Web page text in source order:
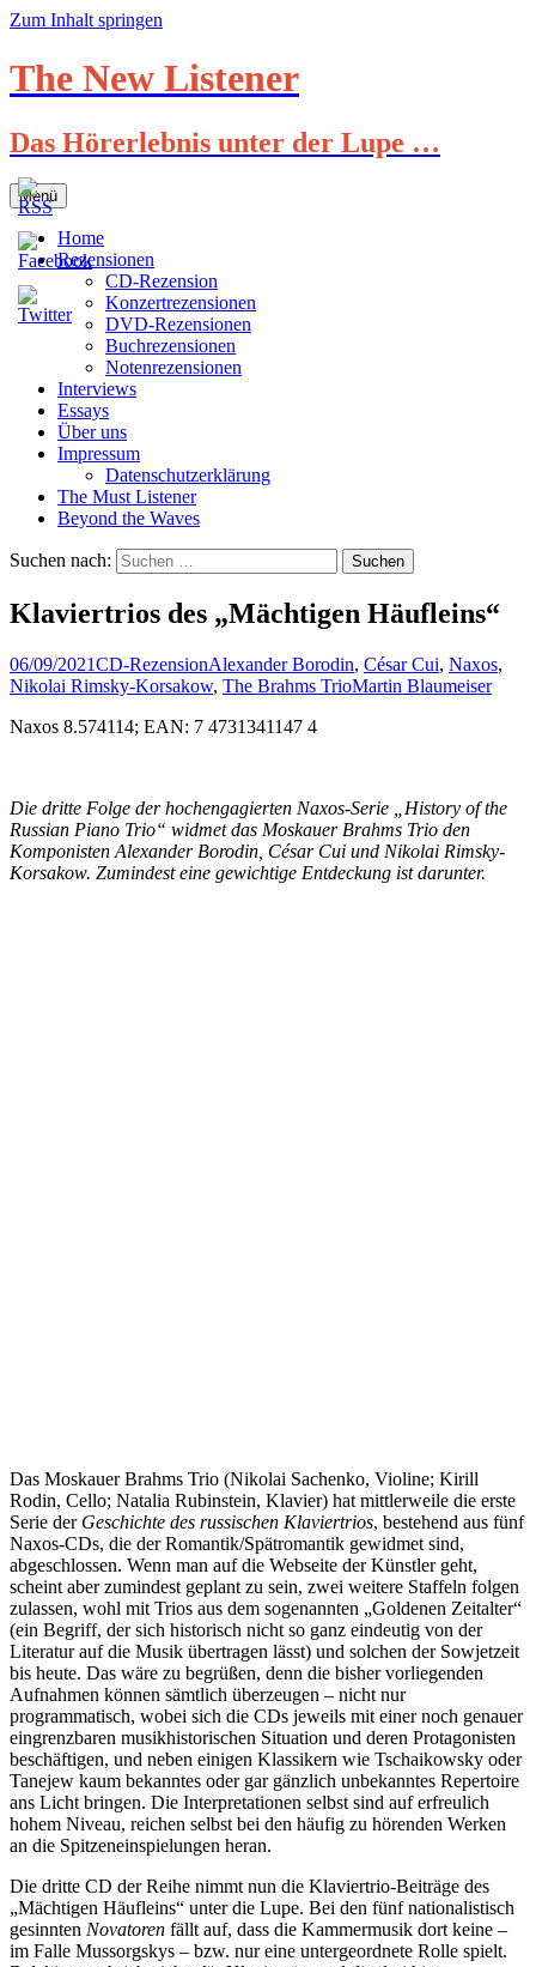
Zum Inhalt springen
The New Listener
Das Hörerlebnis unter der Lupe …
Menü
Home
Rezensionen
CD-Rezension
Konzertrezensionen
DVD-Rezensionen
Buchrezensionen
Notenrezensionen
Interviews
Essays
Über uns
Impressum
Datenschutzerklärung
The Must Listener
Beyond the Waves
Suchen nach:
Klaviertrios des „Mächtigen Häufleins“
06/09/2021CD-RezensionAlexander Borodin, César Cui, Naxos,
Nikolai Rimsky-Korsakow, The Brahms TrioMartin Blaumeiser
Naxos 8.574114; EAN: 7 4731341147 4
Die dritte Folge der hochengagierten Naxos-Serie „History of the
Russian Piano Trio“ widmet das Moskauer Brahms Trio den
Komponisten Alexander Borodin, César Cui und Nikolai Rimsky-
Korsakow. Zumindest eine gewichtige Entdeckung ist darunter.
Das Moskauer Brahms Trio (Nikolai Sachenko, Violine; Kirill
Rodin, Cello; Natalia Rubinstein, Klavier) hat mittlerweile die erste
Serie der Geschichte des russischen Klaviertrios, bestehend aus fünf
Naxos-CDs, die der Romantik/Spätromantik gewidmet sind,
abgeschlossen. Wenn man auf die Webseite der Künstler geht,
scheint aber zumindest geplant zu sein, zwei weitere Staffeln folgen
zulassen, wohl mit Trios aus dem sogenannten „Goldenen Zeitalter“
(ein Begriff, der sich historisch nicht so ganz eindeutig von der
Literatur auf die Musik übertragen lässt) und solchen der Sowjetzeit
bis heute. Das wäre zu begrüßen, denn die bisher vorliegenden
Aufnahmen können sämtlich überzeugen – nicht nur
programmatisch, wobei sich die CDs jeweils mit einer noch genauer
eingrenzbaren musikhistorischen Situation und deren Protagonisten
beschäftigen, und neben einigen Klassikern wie Tschaikowsky oder
Tanejew kaum bekanntes oder gar gänzlich unbekanntes Repertoire
ans Licht bringen. Die Interpretationen selbst sind auf erfreulich
hohem Niveau, reichen selbst bei den häufig zu hörenden Werken
an die Spitzeneinspielungen heran.
Die dritte CD der Reihe nimmt nun die Klaviertrio-Beiträge des
„Mächtigen Häufleins“ unter die Lupe. Bei den fünf nationalistisch
gesinnten Novatoren fällt auf, dass die Kammermusik dort keine –
im Falle Mussorgskys – bzw. nur eine untergeordnete Rolle spielt.